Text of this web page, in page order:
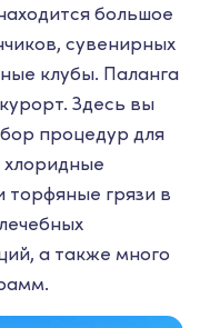
большое
сувенирных
клубы. Паланга
Здесь вы
процедур для
хлоридные
грязи в
а также много